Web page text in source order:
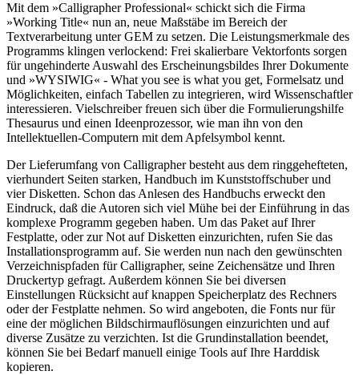
Mit dem »Calligrapher Professional« schickt sich die Firma
»Working Title« nun an, neue Maßstäbe im Bereich der
Textverarbeitung unter GEM zu setzen. Die Leistungsmerkmale des
Programms klingen verlockend: Frei skalierbare Vektorfonts sorgen
für ungehinderte Auswahl des Erscheinungsbildes Ihrer Dokumente
und »WYSIWIG« - What you see is what you get, Formelsatz und
Möglichkeiten, einfach Tabellen zu integrieren, wird Wissenschaftler
interessieren. Vielschreiber freuen sich über die Formulierungshilfe
Thesaurus und einen Ideenprozessor, wie man ihn von den
Intellektuellen-Computern mit dem Apfelsymbol kennt.
Der Lieferumfang von Calligrapher besteht aus dem ringgehefteten,
vierhundert Seiten starken, Handbuch im Kunststoffschuber und
vier Disketten. Schon das Anlesen des Handbuchs erweckt den
Eindruck, daß die Autoren sich viel Mühe bei der Einführung in das
komplexe Programm gegeben haben. Um das Paket auf Ihrer
Festplatte, oder zur Not auf Disketten einzurichten, rufen Sie das
Installationsprogramm auf. Sie werden nun nach den gewünschten
Verzeichnispfaden für Calligrapher, seine Zeichensätze und Ihren
Druckertyp gefragt. Außerdem können Sie bei diversen
Einstellungen Rücksicht auf knappen Speicherplatz des Rechners
oder der Festplatte nehmen. So wird angeboten, die Fonts nur für
eine der möglichen Bildschirmauflösungen einzurichten und auf
diverse Zusätze zu verzichten. Ist die Grundinstallation beendet,
können Sie bei Bedarf manuell einige Tools auf Ihre Harddisk
kopieren.